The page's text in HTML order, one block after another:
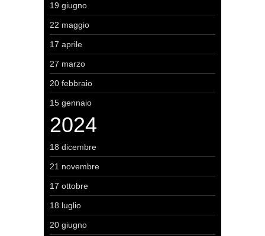
19 giugno
22 maggio
17 aprile
27 marzo
20 febbraio
15 gennaio
2024
18 dicembre
21 novembre
17 ottobre
18 luglio
20 giugno